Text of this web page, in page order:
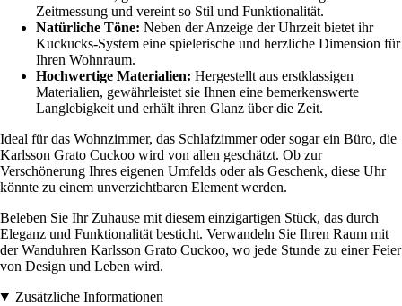
Zeitmessung und vereint so Stil und Funktionalität.
Natürliche Töne: Neben der Anzeige der Uhrzeit bietet ihr
Kuckucks-System eine spielerische und herzliche Dimension für
Ihren Wohnraum.
Hochwertige Materialien: Hergestellt aus erstklassigen
Materialien, gewährleistet sie Ihnen eine bemerkenswerte
Langlebigkeit und erhält ihren Glanz über die Zeit.
Ideal für das Wohnzimmer, das Schlafzimmer oder sogar ein Büro, die
Karlsson Grato Cuckoo wird von allen geschätzt. Ob zur
Verschönerung Ihres eigenen Umfelds oder als Geschenk, diese Uhr
könnte zu einem unverzichtbaren Element werden.
Beleben Sie Ihr Zuhause mit diesem einzigartigen Stück, das durch
Eleganz und Funktionalität besticht. Verwandeln Sie Ihren Raum mit
der Wanduhren Karlsson Grato Cuckoo, wo jede Stunde zu einer Feier
von Design und Leben wird.
Zusätzliche Informationen